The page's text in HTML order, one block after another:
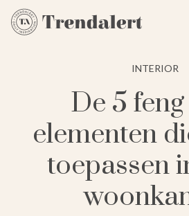
INTERIOR
De 5
elementen
toepassen